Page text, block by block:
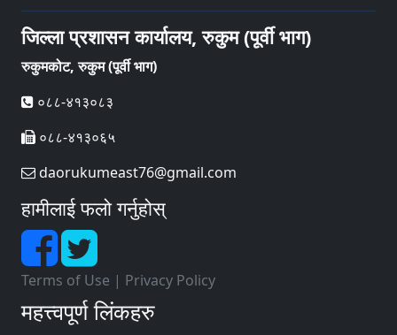
जिल्ला प्रशासन कार्यालय, रुकुम (पूर्वी भाग)
रुकुमकोट, रुकुम (पूर्वी भाग)
०८८-४१३०८३
०८८-४१३०६५
daorukumeast76@gmail.com
हामीलाई फलो गर्नुहोस्
Terms of Use | Privacy Policy
महत्त्वपूर्ण लिंकहरु